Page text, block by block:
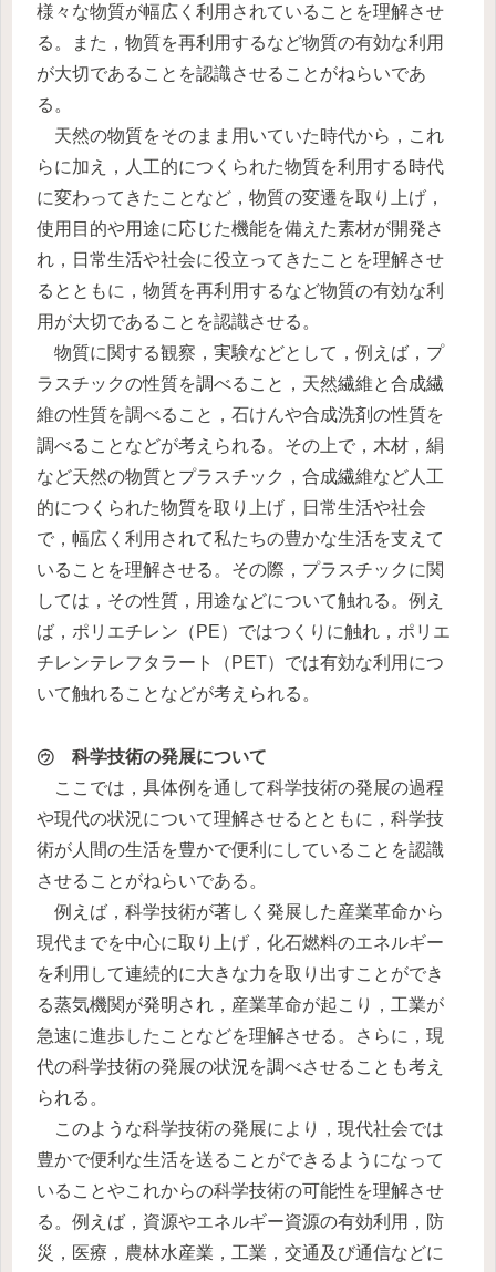
様々な物質が幅広く利用されていることを理解させ
る。また，物質を再利用するなど物質の有効な利用
が大切であることを認識させることがねらいであ
る。
天然の物質をそのまま用いていた時代から，これ
らに加え，人工的につくられた物質を利用する時代
に変わってきたことなど，物質の変遷を取り上げ，
使用目的や用途に応じた機能を備えた素材が開発さ
れ，日常生活や社会に役立ってきたことを理解させ
るとともに，物質を再利用するなど物質の有効な利
用が大切であることを認識させる。
物質に関する観察，実験などとして，例えば，プ
ラスチックの性質を調べること，天然繊維と合成繊
維の性質を調べること，石けんや合成洗剤の性質を
調べることなどが考えられる。その上で，木材，絹
など天然の物質とプラスチック，合成繊維など人工
的につくられた物質を取り上げ，日常生活や社会
で，幅広く利用されて私たちの豊かな生活を支えて
いることを理解させる。その際，プラスチックに関
しては，その性質，用途などについて触れる。例え
ば，ポリエチレン（PE）ではつくりに触れ，ポリエ
チレンテレフタラート（PET）では有効な利用につ
いて触れることなどが考えられる。
㋒ 科学技術の発展について
ここでは，具体例を通して科学技術の発展の過程
や現代の状況について理解させるとともに，科学技
術が人間の生活を豊かで便利にしていることを認識
させることがねらいである。
例えば，科学技術が著しく発展した産業革命から
現代までを中心に取り上げ，化石燃料のエネルギー
を利用して連続的に大きな力を取り出すことができ
る蒸気機関が発明され，産業革命が起こり，工業が
急速に進歩したことなどを理解させる。さらに，現
代の科学技術の発展の状況を調べさせることも考え
られる。
このような科学技術の発展により，現代社会では
豊かで便利な生活を送ることができるようになって
いることやこれからの科学技術の可能性を理解させ
る。例えば，資源やエネルギー資源の有効利用，防
災，医療，農林水産業，工業，交通及び通信などに